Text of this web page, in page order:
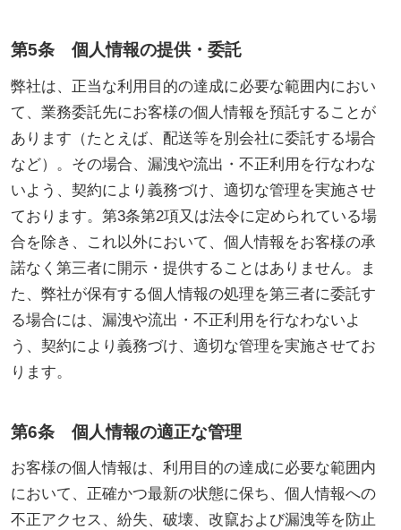
第5条 個人情報の提供・委託
弊社は、正当な利用目的の達成に必要な範囲内におい
て、業務委託先にお客様の個人情報を預託することが
あります（たとえば、配送等を別会社に委託する場合
など）。その場合、漏洩や流出・不正利用を行なわな
いよう、契約により義務づけ、適切な管理を実施させ
ております。第3条第2項又は法令に定められている場
合を除き、これ以外において、個人情報をお客様の承
諾なく第三者に開示・提供することはありません。ま
た、弊社が保有する個人情報の処理を第三者に委託す
る場合には、漏洩や流出・不正利用を行なわないよ
う、契約により義務づけ、適切な管理を実施させてお
ります。
第6条 個人情報の適正な管理
お客様の個人情報は、利用目的の達成に必要な範囲内
において、正確かつ最新の状態に保ち、個人情報への
不正アクセス、紛失、破壊、改竄および漏洩等を防止